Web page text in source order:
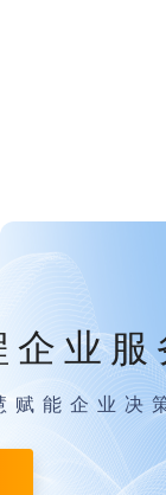
企业
赋能企业决